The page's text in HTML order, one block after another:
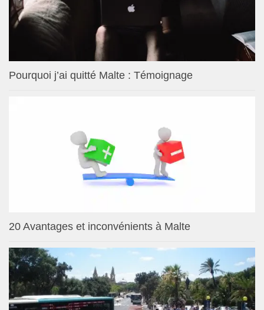
Pourquoi j’ai quitté Malte : Témoignage
20 Avantages et inconvénients à Malte